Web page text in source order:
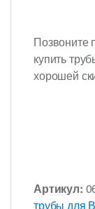
Позвоните
купить
хорошей
Артикул:
трубы для